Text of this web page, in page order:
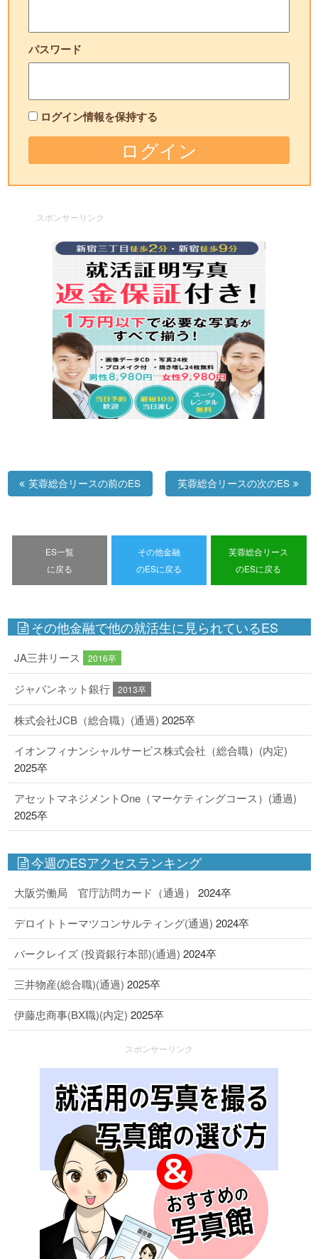
パスワード
ログイン情報を保持する
スポンサーリンク
芙蓉総合リースの前のES 芙蓉総合リースの次のES
ES一覧
に戻る
その他金融
のESに戻る
芙蓉総合リース
のESに戻る
その他金融で他の就活生に見られているES
JA三井リース 2016卒
ジャパンネット銀行 2013卒
株式会社JCB（総合職）(通過) 2025卒
イオンフィナンシャルサービス株式会社（総合職）(内定)
2025卒
アセットマネジメントOne（マーケティングコース）(通過)
2025卒
今週のESアクセスランキング
大阪労働局 官庁訪問カード（通過） 2024卒
デロイトトーマツコンサルティング(通過) 2024卒
バークレイズ (投資銀行本部)(通過) 2024卒
三井物産(総合職)(通過) 2025卒
伊藤忠商事(BX職)(内定) 2025卒
スポンサーリンク